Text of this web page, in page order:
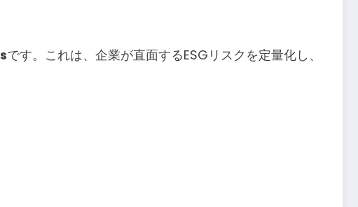
です。これは、企業が直面するESGリスクを定量化し、